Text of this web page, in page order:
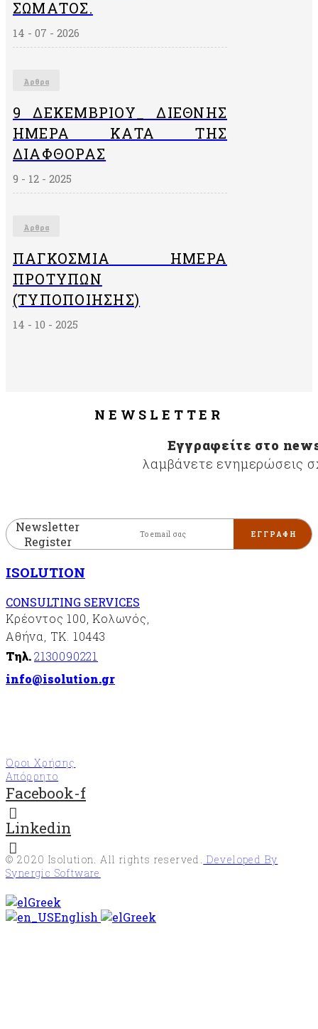
ΣΏΜΑΤΟΣ.
14 - 07 - 2026
Άρθρα
9 ΔΕΚΕΜΒΡΙΟΥ_ ΔΙΕΘΝΗΣ
ΗΜΕΡΑ ΚΑΤΑ ΤΗΣ
ΔΙΑΦΘΟΡΑΣ
9 - 12 - 2025
Άρθρα
ΠΑΓΚΌΣΜΙΑ ΗΜΈΡΑ
ΠΡΟΤΎΠΩΝ
(ΤΥΠΟΠΟΊΗΣΗΣ)
14 - 10 - 2025
NEWSLETTER
Εγγραφείτε στο
λαμβάνετε ενημερώσεις
Newsletter
Register
ISOLUTION
CONSULTING SERVICES
Κρέοντος 100, Κολωνός,
Αθήνα, ΤΚ. 10443
Τηλ.2130090221
info@isolution.gr
Όροι Χρήσης
Απόρρητο
Facebook-f
Linkedin
© 2020 Isolution. All rights reserved. Developed By
Synergic Software
Greek
English
Greek